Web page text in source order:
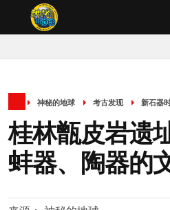
神秘的地球 考古发现 新石器
桂林甑皮岩遗
蚌器、陶器的